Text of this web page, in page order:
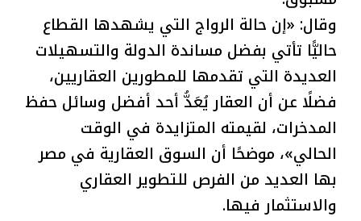
وقال: «إن حالة الرواج التي يشهدها القطاع
حاليًّا تأتي بفضل مساندة الدولة والتسهيلات
العديدة التي تقدمها للمطورين العقاريين،
فضلًا عن أن العقار يُعَدُّ أحد أفضل وسائل حفظ
المدخرات، لقيمته المتزايدة في الوقت
الحالي»، موضحًا أن السوق العقارية في مصر
بها العديد من الفرص للتطوير العقاري
والاستثمار فيها.